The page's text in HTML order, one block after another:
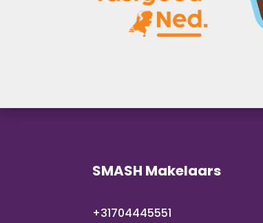
SMASH Makelaars
+31704445551